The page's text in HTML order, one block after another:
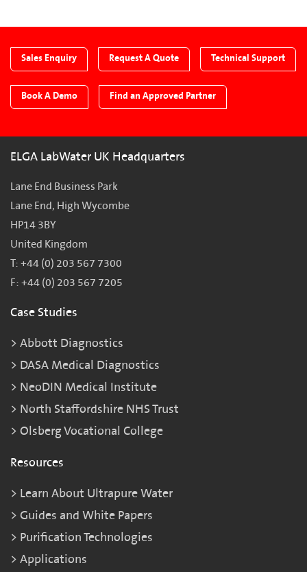
Sales Enquiry Request A Quote Technical Support
Book A Demo Find an Approved Partner
ELGA LabWater UK Headquarters
Lane End Business Park
Lane End, High Wycombe
HP14 3BY
United Kingdom
T: +44 (0) 203 567 7300
F: +44 (0) 203 567 7205
Case Studies
Abbott Diagnostics
DASA Medical Diagnostics
NeoDIN Medical Institute
North Staffordshire NHS Trust
Olsberg Vocational College
Resources
Learn About Ultrapure Water
Guides and White Papers
Purification Technologies
Applications